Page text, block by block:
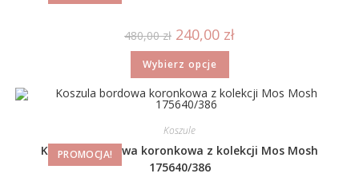
480,00zł 240,00 zł
Wybierz opcje
PROMOCJA!
Koszule
Koszula bordowa koronkowa z kolekcji Mos Mosh
175640/386